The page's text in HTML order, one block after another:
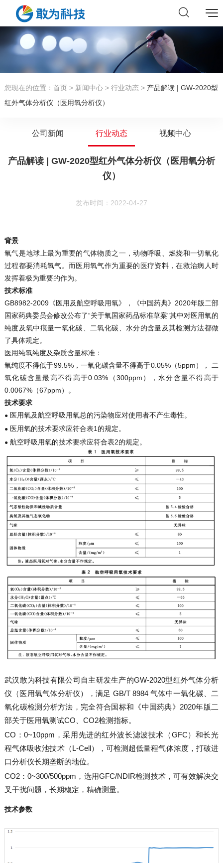
您现在的位置： 首页> 新闻中心> 行业动态> 产品解读 | GW-2020型
红外气体分析仪（医用氧分析仪）
公司新闻 行业动态 视频中心
产品解读 | GW-2020型红外气体分析仪（医用氧分析
仪）
发布时间：2022-04-27
背景
氧气是地球上最为重要的气体物质之一，动物呼吸、燃烧和一切氧化
过程都要消耗氧气。而医用氧气作为重要的医疗资料，在救治病人时
发挥着极为重要的作为。
技术标准
GB8982-2009《医用及航空呼吸用氧》，《中国药典》2020年版二部
国家药典委员会修改公布了“关于氧国家药品标准草案"其中对医用氧的
纯度及氧中痕量一氧化碳、二氧化碳、水分的含量及其检测方法都做
了具体规定。
医用纯氧纯度及杂质含量标准：
氧纯度不得低于99.5%，一氧化碳含量不得高于0.05%（5ppm）， 二
氧化碳含量最高不得高于0.03%（300ppm），水分含量不得高于
0.0067%（67ppm）。
技术要求
●医用氧及航空呼吸用氧总的污染物应对使用者不产生毒性。
●医用氧的技术要求应符合表1的规定。
●航空呼吸用氧的技术要求应符合表2的规定。
武汉敢为科技有限公司自主研发生产的GW-2020型红外气体分析
仪（医用氧气体分析仪），满足 GB/T 8984 气体中一氧化碳、二
氧化碳检测分析方法，完全符合国标和《中国药典》2020年版二
部关于医用氧测试CO、CO2检测指标。
CO：0~10ppm，采用先进的红外波长滤波技术（GFC）和长光
程气体吸收池技术（L-Cell），可检测超低量程气体浓度，打破进
口分析仪长期垄断的地位。
CO2：0~300/500ppm，选用GFC/NDIR检测技术，可有效解决交
叉干扰问题，长期稳定，精确测量。
技术参数